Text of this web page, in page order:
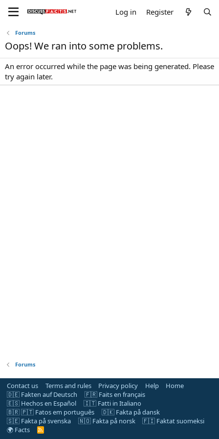
Log in Register
Forums
Oops! We ran into some problems.
An error occurred while the page was being generated. Please
try again later.
Forums
Contact us Terms and rules Privacy policy Help
Home
🇩🇪 Fakten auf Deutsch
🇫🇷 Faits en français
🇪🇸 Hechos en Español
🇮🇹 Fatti in Italiano
🇧🇷 🇵🇹 Fatos em português
🇩🇰 Fakta på dansk
🇸🇪 Fakta på svenska
🇳🇴 Fakta på norsk
🇫🇮 Faktat suomeksi
🌍 Facts
R